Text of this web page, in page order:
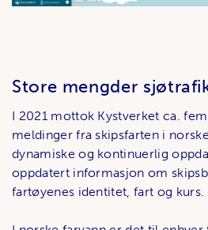
Store mengder
I 2021 mottok Kystverket ca.
meldinger fra skipsfarten i
dynamiske og kontinuerlig
oppdatert informasjon om
fartøyenes identitet, fart og kurs.